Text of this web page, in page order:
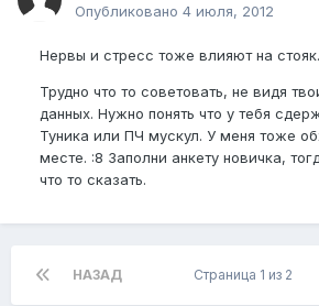
Опубликовано 4 июля, 2012
Нервы и стресс тоже влияют на
Трудно что то советовать, не видя
данных. Нужно понять что у тебя
Туника или ПЧ мускул. У меня тоже
месте. :8 Заполни анкету новичка,
что то сказать.
НАЗАД Страница 1 из 2